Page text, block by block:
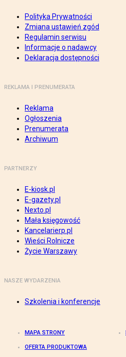
Polityka Prywatności
Zmiana ustawień zgód
Regulamin serwisu
Informacje o nadawcy
Deklaracja dostępności
REKLAMA I PRENUMERATA
Reklama
Ogłoszenia
Prenumerata
Archiwum
PARTNERZY
E-kiosk.pl
E-gazety.pl
Nexto.pl
Mała księgowość
Kancelarierp.pl
Wieści Rolnicze
Życie Warszawy
NASZE WYDARZENIA
Szkolenia i konferencje
MAPA STRONY
OFERTA PRODUKTOWA